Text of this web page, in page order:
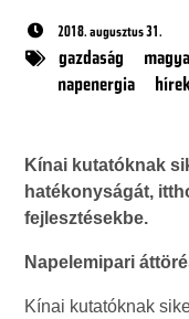
2018. augusztus 31.
gazdaság
napenergia
Kínai kutatóknak
hatékonyságát,
fejlesztésekbe.
Napelemipari
Kínai kutatóknak